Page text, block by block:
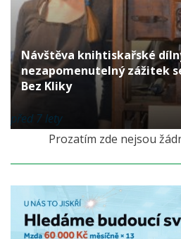
Návštěva knihtiskařské
nezapomenutelný zážitek
Bez Kliky
před 7 lety
Prozatím zde nejsou